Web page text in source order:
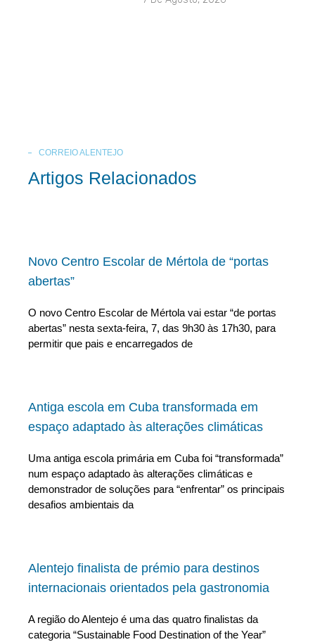
CORREIO ALENTEJO
Artigos Relacionados
Novo Centro Escolar de Mértola de “portas
abertas”
O novo Centro Escolar de Mértola vai estar “de portas
abertas” nesta sexta-feira, 7, das 9h30 às 17h30, para
permitir que pais e encarregados de
Antiga escola em Cuba transformada em
espaço adaptado às alterações climáticas
Uma antiga escola primária em Cuba foi “transformada”
num espaço adaptado às alterações climáticas e
demonstrador de soluções para “enfrentar” os principais
desafios ambientais da
Alentejo finalista de prémio para destinos
internacionais orientados pela gastronomia
A região do Alentejo é uma das quatro finalistas da
categoria “Sustainable Food Destination of the Year”